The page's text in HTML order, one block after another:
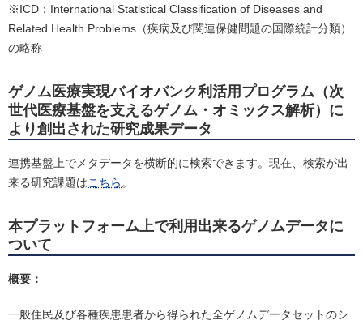
※ICD：International Statistical Classification of Diseases and
Related Health Problems（疾病及び関連保健問題の国際統計分類）
の略称
ゲノム医療実現バイオバンク利活用プログラム（次
世代医療基盤を支えるゲノム・オミックス解析）に
より創出された研究成果データ
連携基盤上でメタデータを横断的に検索できます。現在、検索が出
来る研究課題はこちら 。
本プラットフォーム上で利用出来るゲノムデータに
ついて
概要：
一般住民及び各種疾患患者から得られた全ゲノムデータセットのシ